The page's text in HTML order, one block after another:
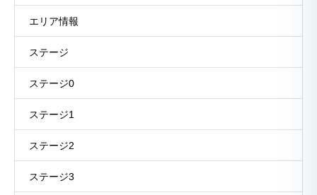
エリア情報
ステージ
ステージ0
ステージ1
ステージ2
ステージ3